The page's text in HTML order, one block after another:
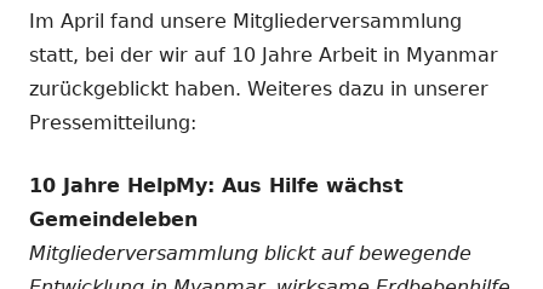
Im April fand unsere Mitgliederversammlung
statt, bei der wir auf 10 Jahre Arbeit in Myanmar
zurückgeblickt haben. Weiteres dazu in unserer
Pressemitteilung:
10 Jahre HelpMy: Aus Hilfe wächst
Gemeindeleben
Mitgliederversammlung blickt auf bewegende